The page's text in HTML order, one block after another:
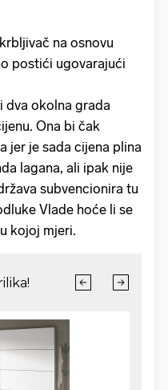
na osnovu
postići ugovarajući
dva okolna grada
Ona bi čak
jer je sada cijena plina
lagana, ali ipak nije
subvencionira tu
Vlade hoće li se
kojoj mjeri.